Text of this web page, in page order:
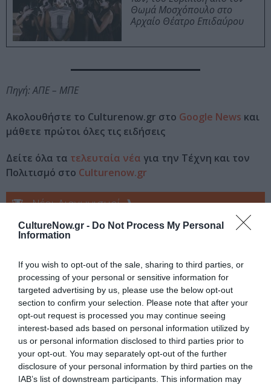
CultureNow.gr - Do Not Process My Personal
Information
If you wish to opt-out of the sale, sharing to third parties, or
processing of your personal or sensitive information for
targeted advertising by us, please use the below opt-out
section to confirm your selection. Please note that after your
opt-out request is processed you may continue seeing
interest-based ads based on personal information utilized by
us or personal information disclosed to third parties prior to
your opt-out. You may separately opt-out of the further
disclosure of your personal information by third parties on the
IAB’s list of downstream participants. This information may
Θωμά Μοσχόπουλο στο
Αρχαίο Θέατρο Επιδαύρου
Πηγή: ΑΠΕ – ΜΠΕ
Ακολουθήστε το Culturenow.gr στο Google News και
μάθετε πρώτοι όλες τις ειδήσεις
Δείτε όλα τα τελευταία νέα για την Τέχνη και τον
Πολιτισμό στο Culturenow.gr
Νέοι Διαγωνισμοί❯
Tags
Newsletter
Κάθε βδομάδα στο e-mail σας τα τελευταία νέα για
την Τέχνη και τον Πολιτισμό!